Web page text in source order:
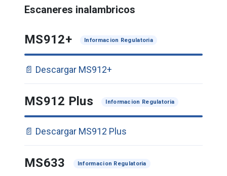
Escaneres inalambricos
MS912+ Informacion Regulatoria
📄 Descargar MS912+
MS912 Plus Informacion Regulatoria
📄 Descargar MS912 Plus
MS633 Informacion Regulatoria